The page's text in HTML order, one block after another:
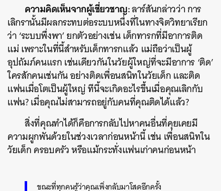
ความคิดเห็นจากผู้เชี่ยวชาญ:ลาร์สันกล่าวว่า การ
เลิกรานั้นมีผลกระทบต่อระบบหนึ่งที่ในทางจิตวิทยาเรียก
ว่า ‘ระบบพึ่งพา’ ยกตัวอย่างเช่น เด็กทารกที่มีอาการติด
แม่ เพราะในที่นี้สำหรับเด็กทารกแล้ว แม่ถือว่าเป็นผู้
อุปถัมภ์คนแรก เช่นเดียวกันในวัยผู้ใหญ่ที่จะมีอาการ ‘ติด’
ใครสักคนเช่นกัน อย่างติดเพื่อนสนิทในวัยเด็ก และติด
แฟนเมื่อโตเป็นผู้ใหญ่ ทีนี้จะเกิดอะไรขึ้นเมื่อคุณเลิกกับ
แฟน? เมื่อคุณไม่สามารถอยู่กับคนที่คุณติดได้แล้ว?
สิ่งที่คุณทำได้ก็คือการกลับไปหาคนอื่นที่คุยเคยมี
ความผูกพันด้วยในช่วงเวลาก่อนหน้านี้ เช่น เพื่อนสนิทใน
วัยเด็ก ครอบครัว หรือแม้กระทั่งแฟนเก่าคนก่อนหน้า
ขณะที่ทุกคนรู้ว่าคุณเพิ่งกลับมาโสดอีกครั้ง
SHARE TWEET LINE EMAIL